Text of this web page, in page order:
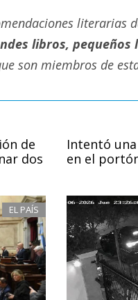
literarias
libros, pequeños
son miembros de
de
dos
EL PAÍS
Intentó
en el